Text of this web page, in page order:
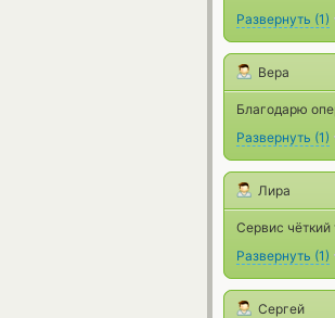
Развернуть (1)
Вера
Благодарю
Развернуть (1)
Лира
Сервис
Развернуть (1)
Сергей